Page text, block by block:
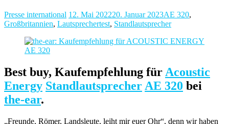
Presse international 12. Mai 202220. Januar 2023AE 320,
Großbritannien, Lautsprechertest, Standlautsprecher
Best buy, Kaufempfehlung für Acoustic
Energy Standlautsprecher AE 320 bei
the-ear.
„Freunde, Römer, Landsleute, leiht mir euer Ohr“, denn wir haben